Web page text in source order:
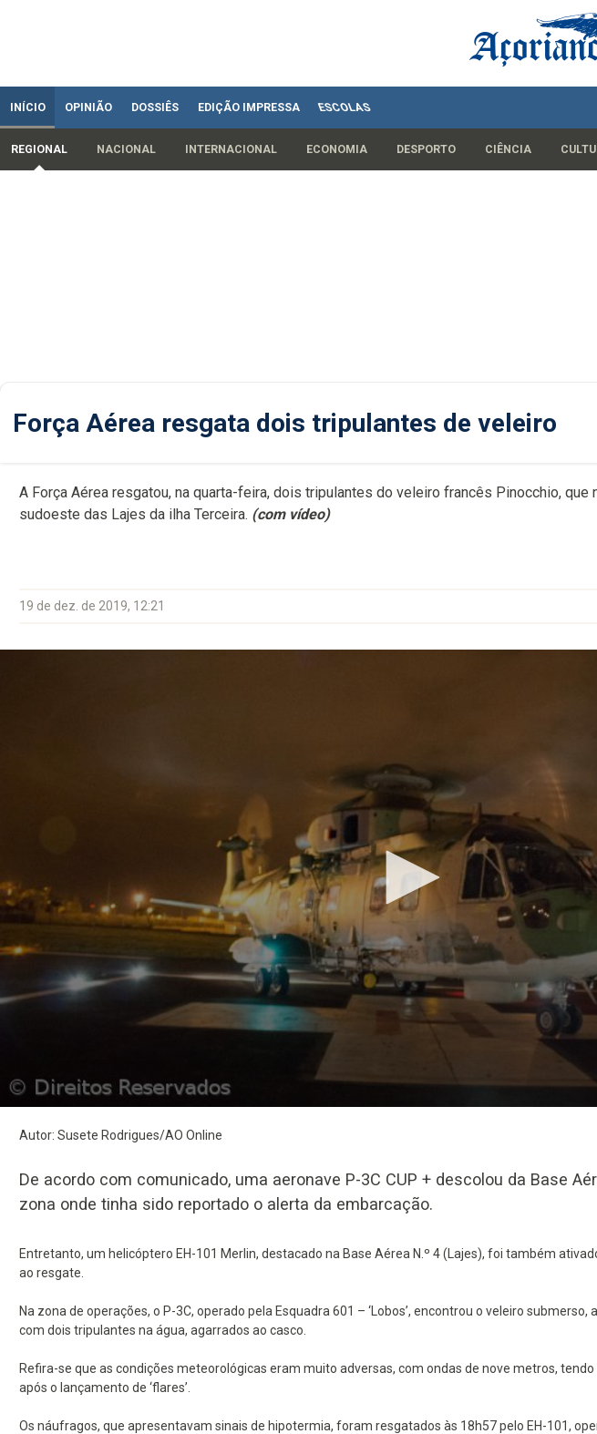
INÍCIO OPINIÃO DOSSIÊS EDIÇÃO IMPRESSA ESCOLAS
REGIONAL NACIONAL INTERNACIONAL ECONOMIA DESPORTO CIÊNCIA
Força Aérea resgata dois tripulantes de veleiro
A Força Aérea resgatou, na quarta-feira, dois tripulantes do veleiro francês Pinocchio, que
sudoeste das Lajes da ilha Terceira. (com vídeo)
19 de dez. de 2019, 12:21
90%Autor: Susete Rodrigues/AO Online
De acordo com comunicado, uma aeronave P-3C CUP + descolou da Base
zona onde tinha sido reportado o alerta da embarcação.
Entretanto, um helicóptero EH-101 Merlin, destacado na Base Aérea N.º 4 (Lajes), foi também
ao resgate.
Na zona de operações, o P-3C, operado pela Esquadra 601 – ‘Lobos’, encontrou o veleiro
com dois tripulantes na água, agarrados ao casco.
Refira-se que as condições meteorológicas eram muito adversas, com ondas de nove metros,
após o lançamento de ‘flares’.
Os náufragos, que apresentavam sinais de hipotermia, foram resgatados às 18h57 pelo EH-101,